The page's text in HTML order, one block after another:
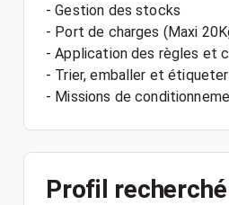
- Gestion des stocks
- Port de charges (Maxi
- Application des règles et
- Trier, emballer et
- Missions de
Profil recherché